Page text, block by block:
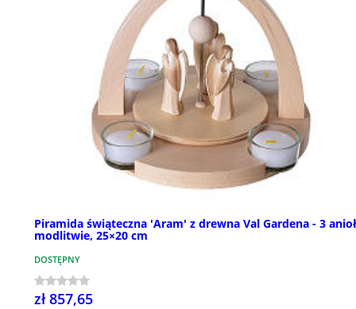
Piramida świąteczna 'Aram' z drewna Val Gardena - 3
modlitwie, 25×20 cm
DOSTĘPNY
zł 857,65